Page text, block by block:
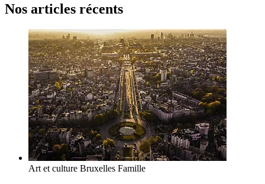
Nos articles récents
Art et culture Bruxelles Famille